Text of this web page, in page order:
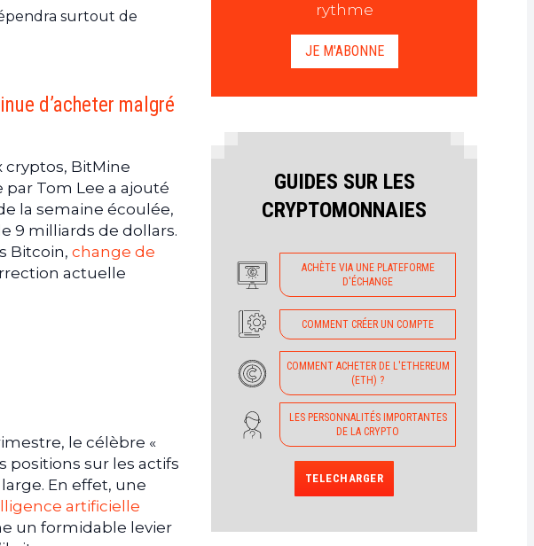
surtout de
d’acheter malgré
BitMine
Tom Lee a ajouté
la semaine écoulée,
9 milliards de dollars.
Bitcoin, change de
actuelle
le célèbre «
positions sur les actifs
En effet, une
artificielle
un formidable levier
rythme
JE M'ABONNE
GUIDES SUR LES
CRYPTOMONNAIES
ACHÈTE VIA UNE PLATEFORME
D'ÉCHANGE
COMMENT CRÉER UN COMPTE
COMMENT ACHETER DE L'ETHEREUM
(ETH) ?
LES PERSONNALITÉS IMPORTANTES
DE LA CRYPTO
TELECHARGER